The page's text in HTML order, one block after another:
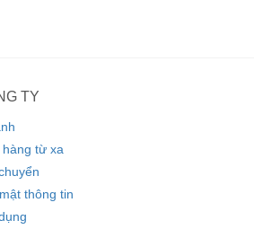
TY
từ xa
thông tin